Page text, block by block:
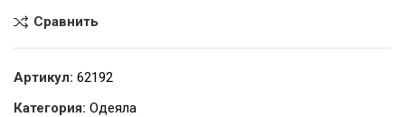
Сравнить
Артикул: 62192
Категория: Одеяла